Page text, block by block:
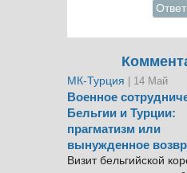
МК-Турция | 14 Май
Военное
Бельгии и Турции:
прагматизм или
вынужденное
Визит бельгийской